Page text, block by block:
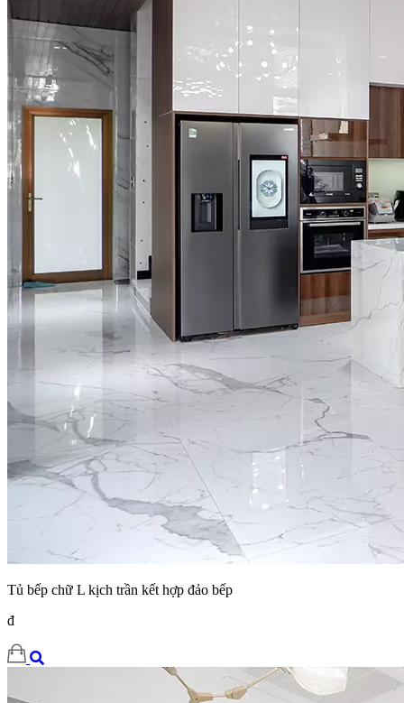
Tủ bếp chữ L kịch trần kết hợp đảo bếp
đ